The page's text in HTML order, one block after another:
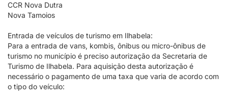
CCR Nova Dutra
Nova Tamoios
Entrada de veículos de turismo em Ilhabela:
Para a entrada de vans, kombis, ônibus ou micro-ônibus de
turismo no município é preciso autorização da Secretaria de
Turismo de Ilhabela. Para aquisição desta autorização é
necessário o pagamento de uma taxa que varia de acordo com
o tipo do veículo: